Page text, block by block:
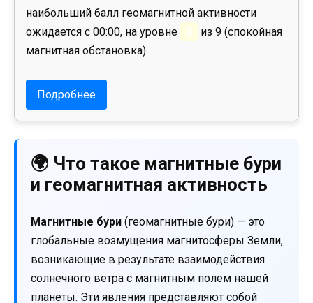
наибольший балл геомагнитной активности
ожидается с 00:00, на уровне
0
из 9 (спокойная
магнитная обстановка)
Подробнее
🌍 Что такое магнитные бури
и геомагнитная активность
Магнитные бури (геомагнитные бури) — это
глобальные возмущения магнитосферы Земли,
возникающие в результате взаимодействия
солнечного ветра с магнитным полем нашей
планеты. Эти явления представляют собой